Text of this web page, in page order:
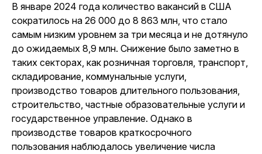
В январе 2024 года количество вакансий в США
сократилось на 26 000 до 8 863 млн, что стало
самым низким уровнем за три месяца и не дотянуло
до ожидаемых 8,9 млн. Снижение было заметно в
таких секторах, как розничная торговля, транспорт,
складирование, коммунальные услуги,
производство товаров длительного пользования,
строительство, частные образовательные услуги и
государственное управление. Однако в
производстве товаров краткосрочного
пользования наблюдалось увеличение числа